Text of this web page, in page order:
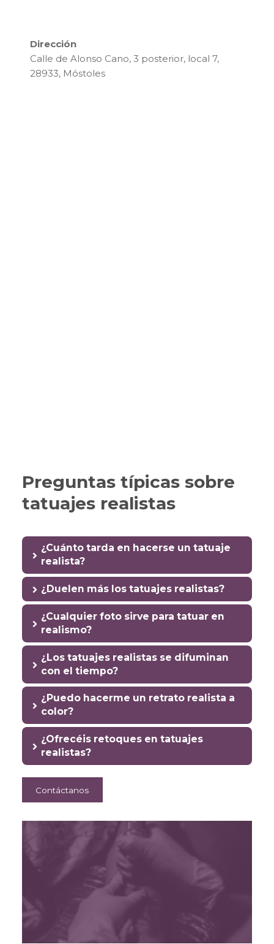
Dirección
Calle de Alonso Cano, 3 posterior, local 7,
28933, Móstoles
Preguntas típicas sobre
tatuajes realistas
¿Cuánto tarda en hacerse un tatuaje
realista?
¿Duelen más los tatuajes realistas?
¿Cualquier foto sirve para tatuar en
realismo?
¿Los tatuajes realistas se difuminan
con el tiempo?
¿Puedo hacerme un retrato realista a
color?
¿Ofrecéis retoques en tatuajes
realistas?
Contáctanos